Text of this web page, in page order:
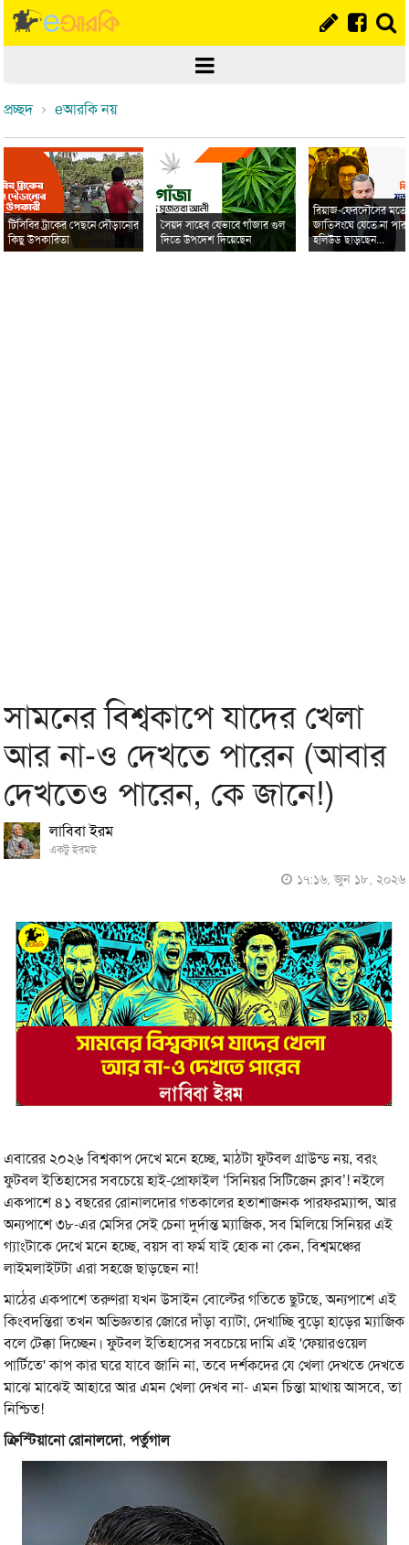
প্রচ্ছদ eআরকি নয়
টিসিবির ট্রাকের পেছনে দৌড়ানোর
কিছু উপকারিতা
সৈয়দ সাহেব যেভাবে গাঁজার গুল
দিতে উপদেশ দিয়েছেন
রিয়াজ-ফেরদৌসের মতো
জাতিসংঘে যেতে না
হলিউড ছাড়ছেন...
সামনের বিশ্বকাপে যাদের খেলা
আর না-ও দেখতে পারেন (আবার
দেখতেও পারেন, কে জানে!)
লাবিবা ইরম
একটু ইরমই
১৭:১৬, জুন ১৮, ২০২৬
এবারের ২০২৬ বিশ্বকাপ দেখে মনে হচ্ছে, মাঠটা ফুটবল গ্রাউন্ড নয়, বরং
ফুটবল ইতিহাসের সবচেয়ে হাই-প্রোফাইল ‘সিনিয়র সিটিজেন ক্লাব’! নইলে
একপাশে ৪১ বছরের রোনালদোর গতকালের হতাশাজনক পারফরম্যান্স, আর
অন্যপাশে ৩৮-এর মেসির সেই চেনা দুর্দান্ত ম্যাজিক, সব মিলিয়ে সিনিয়র এই
গ্যাংটাকে দেখে মনে হচ্ছে, বয়স বা ফর্ম যাই হোক না কেন, বিশ্বমঞ্চের
লাইমলাইটটা এরা সহজে ছাড়ছেন না!
মাঠের একপাশে তরুণরা যখন উসাইন বোল্টের গতিতে ছুটছে, অন্যপাশে এই
কিংবদন্তিরা তখন অভিজ্ঞতার জোরে দাঁড়া ব্যাটা, দেখাচ্ছি বুড়ো হাড়ের ম্যাজিক
বলে টেক্কা দিচ্ছেন। ফুটবল ইতিহাসের সবচেয়ে দামি এই 'ফেয়ারওয়েল
পার্টিতে' কাপ কার ঘরে যাবে জানি না, তবে দর্শকদের যে খেলা দেখতে দেখতে
মাঝে মাঝেই আহারে আর এমন খেলা দেখব না- এমন চিন্তা মাথায় আসবে, তা
নিশ্চিত!
ক্রিস্টিয়ানো রোনালদো,পর্তুগাল